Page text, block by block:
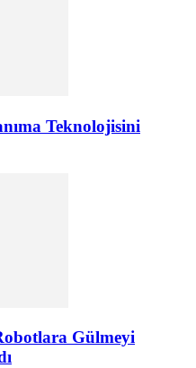
Teknolojisini
Gülmeyi